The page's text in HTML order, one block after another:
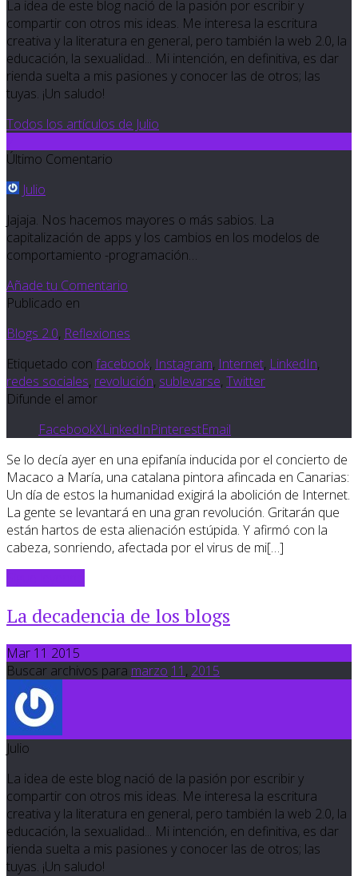
La idea de este blog nació de la pasión por escribir y
compartir con otros mis ideas. Me interesa la escritura
creativa y la literatura en general, pero también la web 2.0, la
educación, la sexualidad... Mi intención, en definitiva, es dar
rienda suelta a mis pasiones y conocer las de otros; las
tuyas. ¡Un saludo!
Todos los artículos de Julio
Último Comentario
Julio
Jajaja. Nos hacemos mayores o más sabios. La
capitalización de apps y los cambios en los modelos de
comportamiento -programación…
Añade tu Comentario
Publicado en
Blogs 2.0, Reflexiones
Etiquetado con facebook, Instagram, Internet, LinkedIn,
redes sociales, revolución, sublevarse, Twitter
Difunde el amor
FacebookXLinkedInPinterestEmail
Se lo decía ayer en una epifanía inducida por el concierto de
Macaco a María, una catalana pintora afincada en Canarias:
Un día de estos la humanidad exigirá la abolición de Internet.
La gente se levantará en una gran revolución. Gritarán que
están hartos de esta alienación estúpida. Y afirmó con la
cabeza, sonriendo, afectada por el virus de mi[…]
La decadencia de los blogs
Mar 11 2015
Buscar archivos para marzo 11 , 2015
Julio
La idea de este blog nació de la pasión por escribir y
compartir con otros mis ideas. Me interesa la escritura
creativa y la literatura en general, pero también la web 2.0, la
educación, la sexualidad... Mi intención, en definitiva, es dar
rienda suelta a mis pasiones y conocer las de otros; las
tuyas. ¡Un saludo!